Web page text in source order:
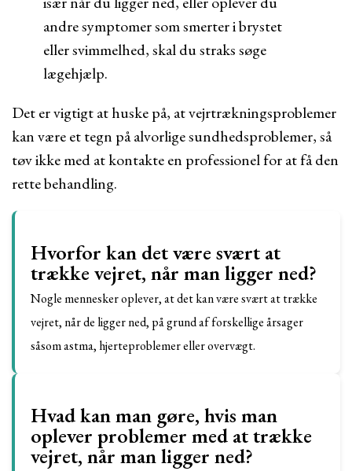
andre symptomer som smerter i brystet
eller svimmelhed, skal du straks søge
lægehjælp.
Det er vigtigt at huske på, at vejrtrækningsproblemer
kan være et tegn på alvorlige sundhedsproblemer, så
tøv ikke med at kontakte en professionel for at få den
rette behandling.
Hvorfor kan det være svært at
trække vejret, når man ligger ned?
Nogle mennesker oplever, at det kan være svært at trække
vejret, når de ligger ned, på grund af forskellige årsager
såsom astma, hjerteproblemer eller overvægt.
Hvad kan man gøre, hvis man
oplever problemer med at trække
vejret, når man ligger ned?